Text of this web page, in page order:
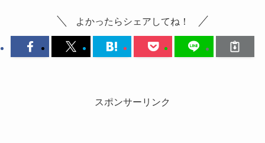
よかったらシェアしてね！
スポンサーリンク